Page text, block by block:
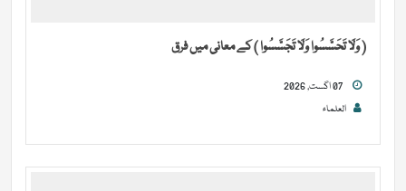
( وَلَا تَحَسَّسُوا وَلَا تَجَسَّسُوا ) کے معانی میں فرق
العلماء